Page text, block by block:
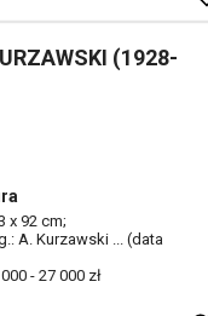
(1928-
x 92 cm;
A. Kurzawski ... (data
- 27 000 zł